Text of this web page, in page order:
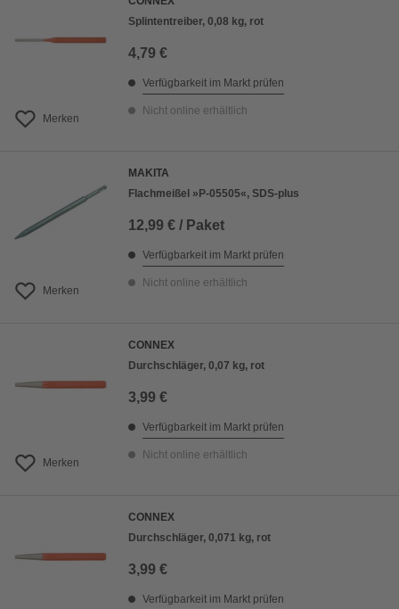
Merken
Splintentreiber, 0,08 kg, rot
4,79 €
Verfügbarkeit im Markt prüfen
Nicht online erhältlich
Merken
MAKITA
Flachmeißel »P-05505«, SDS-plus
12,99 € / Paket
Verfügbarkeit im Markt prüfen
Nicht online erhältlich
Merken
CONNEX
Durchschläger, 0,07 kg, rot
3,99 €
Verfügbarkeit im Markt prüfen
Nicht online erhältlich
CONNEX
Durchschläger, 0,071 kg, rot
3,99 €
Verfügbarkeit im Markt prüfen